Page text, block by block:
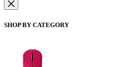
SHOP BY CATEGORY